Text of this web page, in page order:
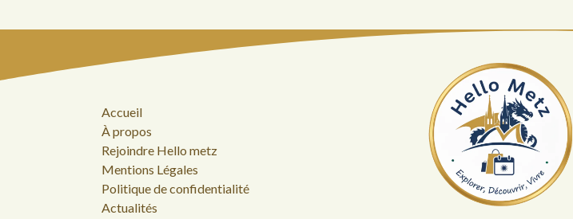
Accueil
À propos
Rejoindre Hello metz
Mentions Légales
Politique de confidentialité
Actualités